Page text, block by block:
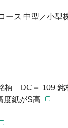
ース 中型／小
柄 DC＝ 109
度紙がS高